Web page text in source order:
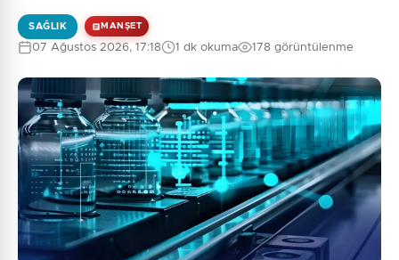
SAĞLIK MANŞET
07 Ağustos 2026, 17:18 1 dk okuma 178 görüntülenme